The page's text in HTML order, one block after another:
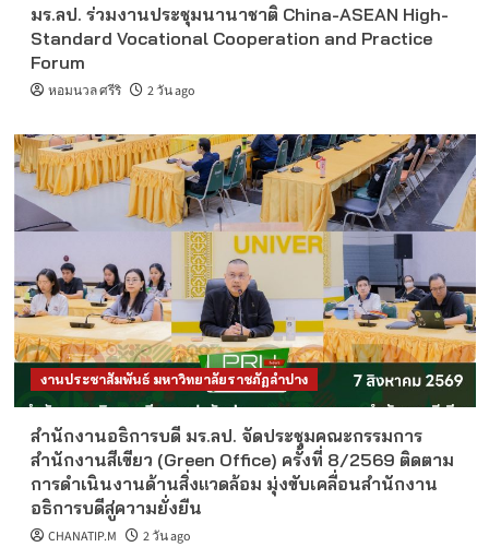
มร.ลป. ร่วมงานประชุมนานาชาติ China-ASEAN High-
Standard Vocational Cooperation and Practice
Forum
หอมนวล ศรีริ 2 วัน ago
งานประชาสัมพันธ์ มหาวิทยาลัยราชภัฏลำปาง
สำนักงานอธิการบดี มร.ลป. จัดประชุมคณะกรรมการ
สำนักงานสีเขียว (Green Office) ครั้งที่ 8/2569 ติดตาม
การดำเนินงานด้านสิ่งแวดล้อม มุ่งขับเคลื่อนสำนักงาน
อธิการบดีสู่ความยั่งยืน
CHANATIP.M 2 วัน ago